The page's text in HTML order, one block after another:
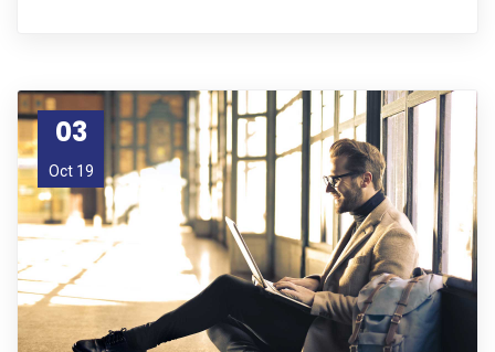
03
Oct 19